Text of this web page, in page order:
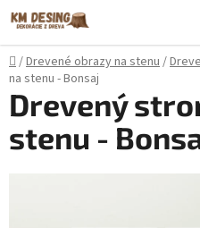
Prejsť
na
obsah
Domov
/Drevené obrazy na stenu/
na stenu - Bonsaj
Drevený
stenu -